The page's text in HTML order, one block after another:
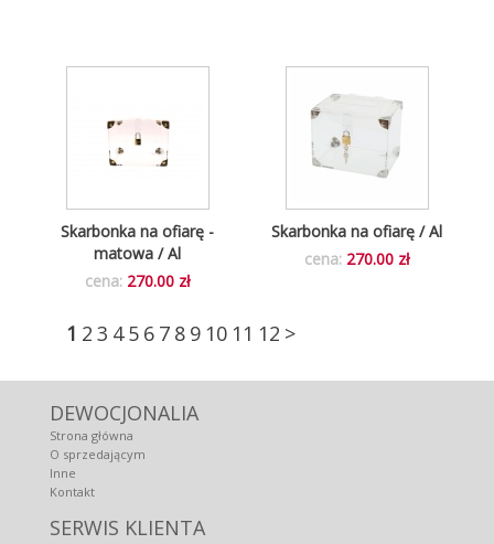
Skarbonka na ofiarę / Al
cena: 270.00 zł
Skarbonka na ofiarę -
matowa / Al
cena: 270.00 zł
1 2 3 45 6 7 8 9 10 11 12 >
DEWOCJONALIA
Strona główna
O sprzedającym
Inne
Kontakt
SERWIS KLIENTA